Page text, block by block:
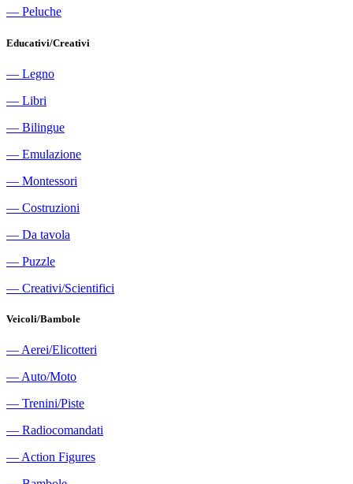
― Peluche
Educativi/Creativi
― Legno
― Libri
― Bilingue
― Emulazione
― Montessori
― Costruzioni
― Da tavola
― Puzzle
― Creativi/Scientifici
Veicoli/Bambole
― Aerei/Elicotteri
― Auto/Moto
― Trenini/Piste
― Radiocomandati
― Action Figures